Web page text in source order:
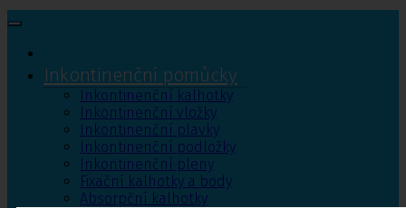
Inkontinenční pomůcky
Inkontinenční kalhotky
Inkontinenční vložky
Inkontinenční plavky
Inkontinenční podložky
Inkontinenční pleny
Fixační kalhotky a body
Absorpční kalhotky